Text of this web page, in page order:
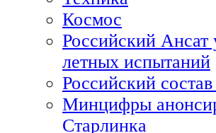
Космос
Российский Ансат
летных испытаний
Российский
Минцифры
Старлинка